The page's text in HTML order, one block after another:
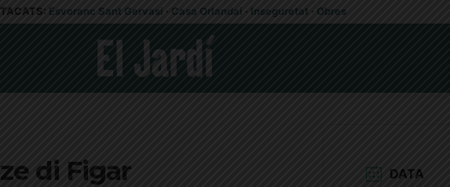
Esvoranc Sant Gervasi · Casa Orlandai · Inseguretat · Obres
di Figar DATA